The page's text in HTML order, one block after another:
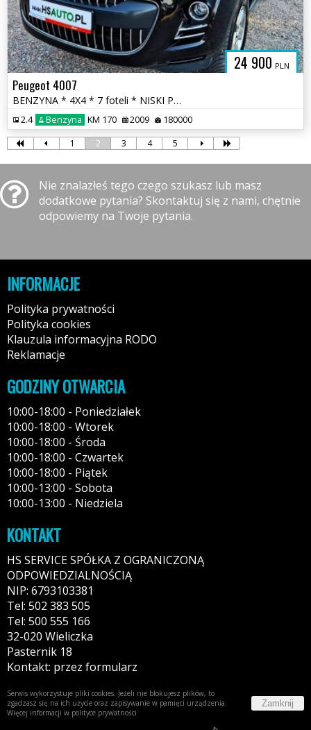
24 900 PLN
Peugeot 4007
BENZYNA * 4X4 * 7 foteli * NISKI PRZEBIEG * super * okazja
2.4 Benzyna KM 170 2009 180000
1 2 3 4 5
Nie znalazłeś tego czego szukasz lub masz
dodatkowe pytania? Skontaktuj się z nami, chętnie
odpowiemy na Twoje pytania.
INFORMACJE
Polityka prywatności
Polityka cookies
Klauzula informacyjna RODO
Reklamacje
GODZINY OTWARCIA
10:00-18:00 - Poniedziałek
10:00-18:00 - Wtorek
10:00-18:00 - Środa
10:00-18:00 - Czwartek
10:00-18:00 - Piątek
10:00-13:00 - Sobota
10:00-13:00 - Niedziela
KONTAKT
HS SERVICE SPÓŁKA Z OGRANICZONĄ
ODPOWIEDZIALNOŚCIĄ
NIP: 6793103381
Tel: 502 383 505
Tel: 500 555 166
32-020 Wieliczka
Pasternik 18
Kontakt: przez formularz
Serwis wykorzystuje pliki cookies. Jeżeli nie blokujesz plików, to
zgadzasz się na ich użycie oraz zapisywanie w pamięci urządzenia.
Więcej informacji w polityce prywatności
Zamknij